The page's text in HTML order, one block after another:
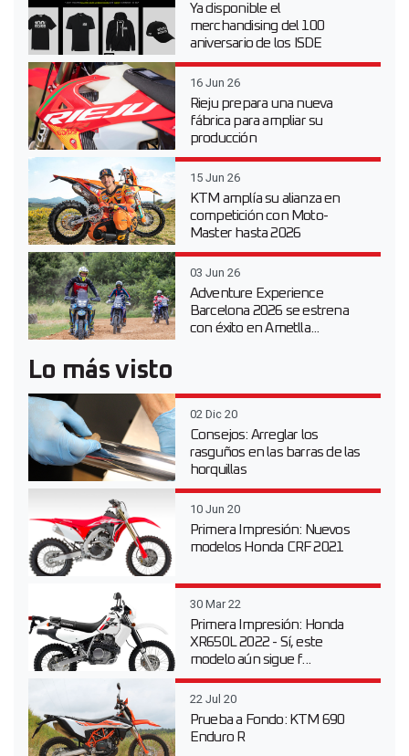
Ya disponible el
merchandising del 100
aniversario de los ISDE
16 Jun 26
Rieju prepara una nueva
fábrica para ampliar su
producción
15 Jun 26
KTM amplía su alianza en
competición con Moto-
Master hasta 2026
03 Jun 26
Adventure Experience
Barcelona 2026 se estrena
con éxito en Ametlla...
Lo más visto
02 Dic 20
Consejos: Arreglar los
rasguños en las barras de las
horquillas
10 Jun 20
Primera Impresión: Nuevos
modelos Honda CRF 2021
30 Mar 22
Primera Impresión: Honda
XR650L 2022 - Sí, este
modelo aún sigue f...
22 Jul 20
Prueba a Fondo: KTM 690
Enduro R